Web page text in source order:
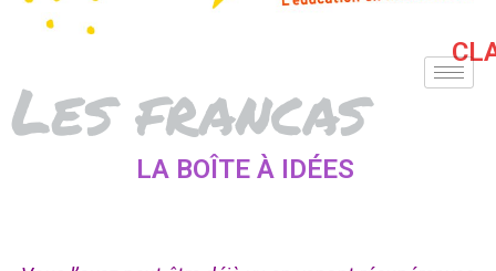
Les francas
LA BOÎTE À IDÉES